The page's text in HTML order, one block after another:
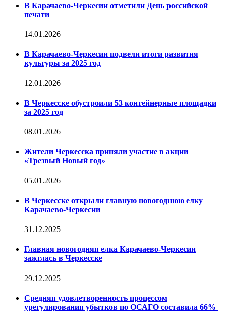
В Карачаево-Черкесии отметили День российской
печати
14.01.2026
В Карачаево-Черкесии подвели итоги развития
культуры за 2025 год
12.01.2026
В Черкесске обустроили 53 контейнерные площадки
за 2025 год
08.01.2026
Жители Черкесска приняли участие в акции
«Трезвый Новый год»
05.01.2026
В Черкесске открыли главную новогоднюю елку
Карачаево-Черкесии
31.12.2025
Главная новогодняя елка Карачаево-Черкесии
зажглась в Черкесске
29.12.2025
Средняя удовлетворенность процессом
урегулирования убытков по ОСАГО составила 66%